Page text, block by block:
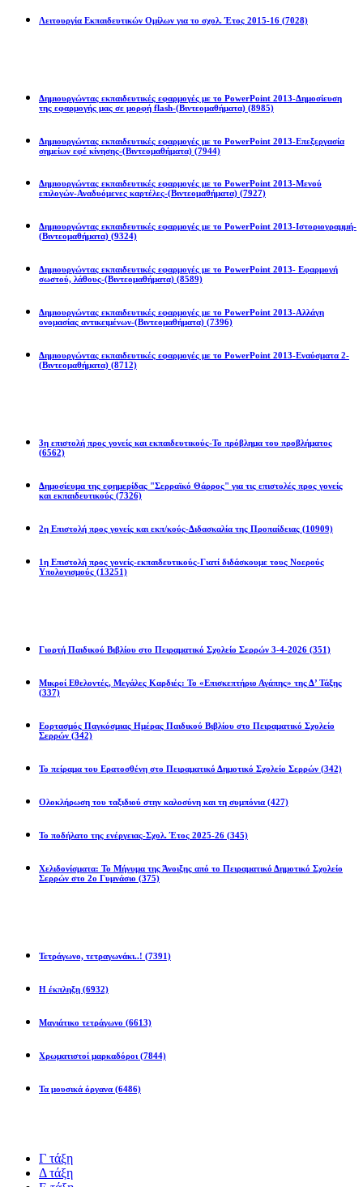
Λειτουργία Εκπαιδευτικών Ομίλων για το σχολ. Έτος 2015-16 (7028)
Δημιουργώντας εκπαιδευτικές εφαρμογές με το PowerPoint 2013-Δημοσίευση
της εφαρμογής μας σε μορφή flash-(Βιντεομαθήματα) (8985)
Δημιουργώντας εκπαιδευτικές εφαρμογές με το PowerPoint 2013-Επεξεργασία
σημείων εφέ κίνησης-(Βιντεομαθήματα) (7944)
Δημιουργώντας εκπαιδευτικές εφαρμογές με το PowerPoint 2013-Μενού
επιλογών-Αναδυόμενες καρτέλες-(Βιντεομαθήματα) (7927)
Δημιουργώντας εκπαιδευτικές εφαρμογές με το PowerPoint 2013-Ιστοριογραμμή-
(Βιντεομαθήματα) (9324)
Δημιουργώντας εκπαιδευτικές εφαρμογές με το PowerPoint 2013- Εφαρμογή
σωστού, λάθους-(Βιντεομαθήματα) (8589)
Δημιουργώντας εκπαιδευτικές εφαρμογές με το PowerPoint 2013-Αλλάγη
ονομασίας αντικειμένων-(Βιντεομαθήματα) (7396)
Δημιουργώντας εκπαιδευτικές εφαρμογές με το PowerPoint 2013-Εναύσματα 2-
(Βιντεομαθήματα) (8712)
3η επιστολή προς γονείς και εκπαιδευτικούς-Το πρόβλημα του προβλήματος
(6562)
Δημοσίευμα της εφημερίδας "Σερραϊκό Θάρρος" για τις επιστολές προς γονείς
και εκπαιδευτικούς (7326)
2η Eπιστολή προς γονείς και εκπ/κούς-Διδασκαλία της Προπαίδειας (10909)
1η Επιστολή προς γονείς-εκπαιδευτικούς-Γιατί διδάσκουμε τους Νοερούς
Υπολογισμούς (13251)
Γιορτή Παιδικού Βιβλίου στο Πειραματικό Σχολείο Σερρών 3-4-2026 (351)
Μικροί Εθελοντές, Μεγάλες Καρδιές: Το «Επισκεπτήριο Αγάπης» της Δ’ Τάξης
(337)
Εορτασμός Παγκόσμιας Ημέρας Παιδικού Βιβλίου στο Πειραματικό Σχολείο
Σερρών (342)
Το πείραμα του Ερατοσθένη στο Πειραματικό Δημοτικό Σχολείο Σερρών (342)
Ολοκλήρωση του ταξιδιού στην καλοσύνη και τη συμπόνια (427)
Το ποδήλατο της ενέργειας-Σχολ. Έτος 2025-26 (345)
Χελιδονίσματα: Το Μήνυμα της Άνοιξης από το Πειραματικό Δημοτικό Σχολείο
Σερρών στο 2ο Γυμνάσιο (375)
Τετράγωνο, τετραγωνάκι..! (7391)
Η έκπληξη (6932)
Μαγιάτικο τετράγωνο (6613)
Χρωματιστοί μαρκαδόροι (7844)
Τα μουσικά όργανα (6486)
Γ τάξη
Δ τάξη